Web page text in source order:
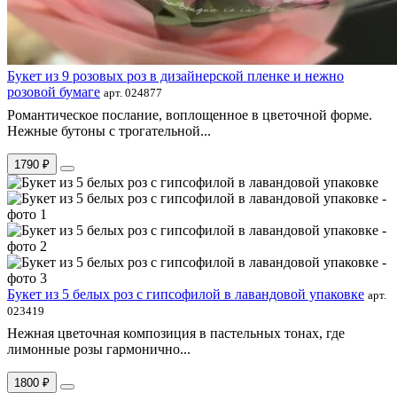
Букет из 9 розовых роз в дизайнерской пленке и нежно
розовой бумаге арт. 024877
Романтическое послание, воплощенное в цветочной форме.
Нежные бутоны с трогательной...
1790 ₽
Букет из 5 белых роз с гипсофилой в лавандовой упаковке арт.
023419
Нежная цветочная композиция в пастельных тонах, где
лимонные розы гармонично...
1800 ₽